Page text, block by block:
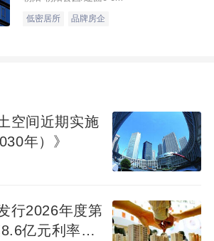
低密居所 品牌房企
空间近期实施
年）》
行2026年度第
亿元利率